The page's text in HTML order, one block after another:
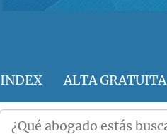
INDEX ALTA GRATUITA